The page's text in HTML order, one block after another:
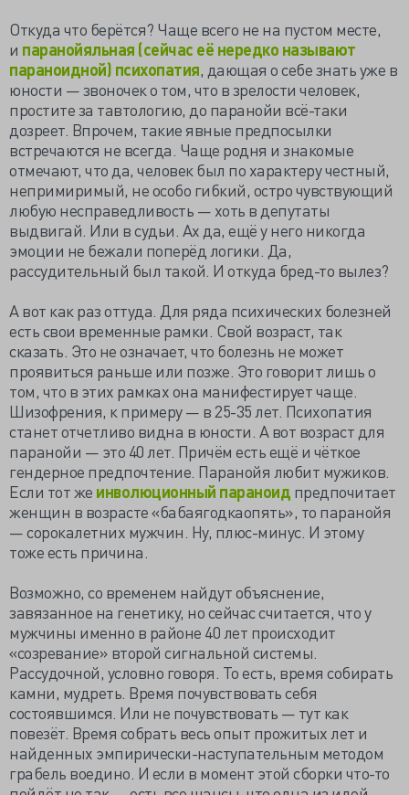
Откуда что берётся? Чаще всего не на пустом месте,
и паранойяльная (сейчас её нередко называют
параноидной) психопатия, дающая о себе знать уже в
юности — звоночек о том, что в зрелости человек,
простите за тавтологию, до паранойи всё-таки
дозреет. Впрочем, такие явные предпосылки
встречаются не всегда. Чаще родня и знакомые
отмечают, что да, человек был по характеру честный,
непримиримый, не особо гибкий, остро чувствующий
любую несправедливость — хоть в депутаты
выдвигай. Или в судьи. Ах да, ещё у него никогда
эмоции не бежали поперёд логики. Да,
рассудительный был такой. И откуда бред-то вылез?
А вот как раз оттуда. Для ряда психических болезней
есть свои временные рамки. Свой возраст, так
сказать. Это не означает, что болезнь не может
проявиться раньше или позже. Это говорит лишь о
том, что в этих рамках она манифестирует чаще.
Шизофрения, к примеру — в 25-35 лет. Психопатия
станет отчетливо видна в юности. А вот возраст для
паранойи — это 40 лет. Причём есть ещё и чёткое
гендерное предпочтение. Паранойя любит мужиков.
Если тот же инволюционный параноид предпочитает
женщин в возрасте «бабаягодкаопять», то паранойя
— сорокалетних мужчин. Ну, плюс-минус. И этому
тоже есть причина.
Возможно, со временем найдут объяснение,
завязанное на генетику, но сейчас считается, что у
мужчины именно в районе 40 лет происходит
«созревание» второй сигнальной системы.
Рассудочной, условно говоря. То есть, время собирать
камни, мудреть. Время почувствовать себя
состоявшимся. Или не почувствовать — тут как
повезёт. Время собрать весь опыт прожитых лет и
найденных эмпирически-наступательным методом
грабель воедино. И если в момент этой сборки что-то